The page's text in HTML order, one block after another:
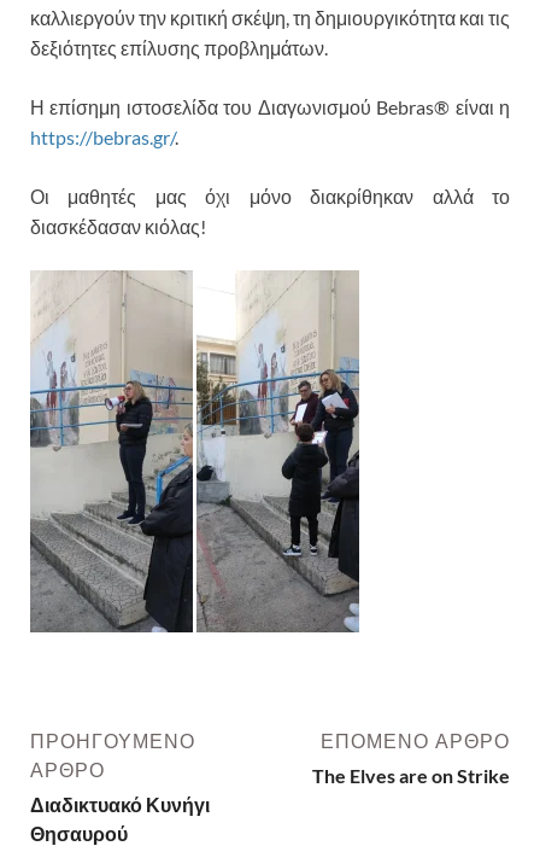
καλλιεργούν την κριτική σκέψη, τη δημιουργικότητα και τις
δεξιότητες επίλυσης προβλημάτων.
Η επίσημη ιστοσελίδα του Διαγωνισμού Bebras® είναι η
https://bebras.gr/.
Οι μαθητές μας όχι μόνο διακρίθηκαν αλλά το
διασκέδασαν κιόλας!
ΠΡΟΗΓΟΎΜΕΝΟ
ΆΡΘΡΟ
Διαδικτυακό Κυνήγι
Θησαυρού
ΕΠΌΜΕΝΟ ΆΡΘΡΟ
The Elves are on Strike